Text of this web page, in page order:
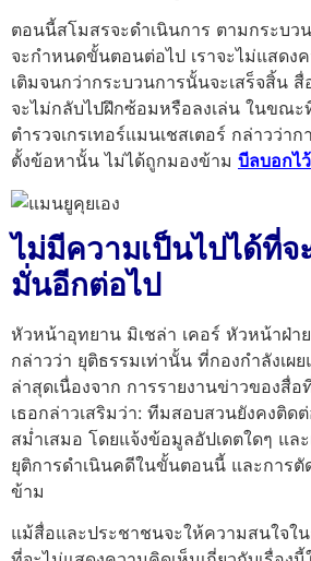
ตอนนี้สโมสรจะดำเนินการ ตามกระบว
จะกำหนดขั้นตอนต่อไป เราจะไม่แสดง
เติมจนกว่ากระบวนการนั้นจะเสร็จสิ้น
จะไม่กลับไปฝึกซ้อมหรือลงเล่น ในขณ
ตำรวจเกรเทอร์แมนเชสเตอร์ กล่าวว่า
ตั้งข้อหานั้น ไม่ได้ถูกมองข้าม บีลบอกไว้
ไม่มีความเป็นไปได้ที่จ
มั่นอีกต่อไป
หัวหน้าอุทยาน มิเชล่า เคอร์ หัวหน้าฝ่า
กล่าวว่า ยุติธรรมเท่านั้น ที่กองกำลังเผ
ล่าสุดเนื่องจาก การรายงานข่าวของสื่
เธอกล่าวเสริมว่า: ทีมสอบสวนยังคงติ
สม่ำเสมอ โดยแจ้งข้อมูลอัปเดตใดๆ แล
ยุติการดำเนินคดีในขั้นตอนนี้ และการตั
ข้าม
แม้สื่อและประชาชนจะให้ความสนใจใ